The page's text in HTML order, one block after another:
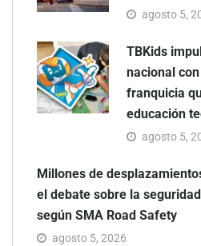
agosto 5,
TBKids
nacional
franquicia
educación
agosto 5,
Millones de
el debate sobre la
según SMA Road Safety
agosto 5, 2026